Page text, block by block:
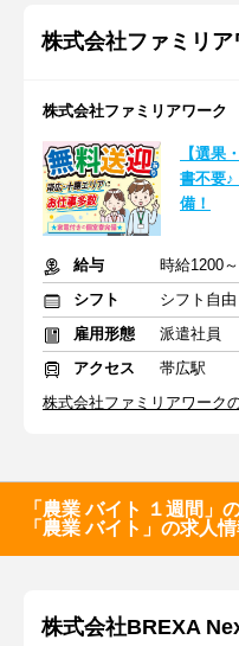
株式会社ファミリア
株式会社ファミリアワーク
【選果
書不要
備！
給与
時給1200
シフト
シフト自
雇用形態
派遣社員
アクセス
帯広駅
株式会社ファミリアワーク
「農業 バイト １週間」
「農業 バイト」の求人
株式会社BREXA